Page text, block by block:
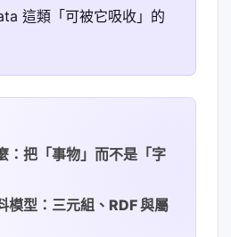
這類「可被它吸收」的
：把「事物」而不是「字
模型：三元組、RDF 與屬